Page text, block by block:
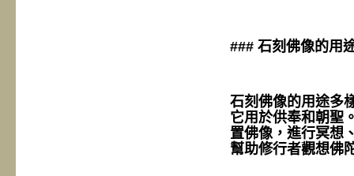
### 石刻佛像的用
石刻佛像的用途多
它用於供奉和朝聖
置佛像，進行冥想
幫助修行者觀想佛